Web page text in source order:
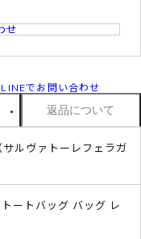
せ
LINEでお問い合わせ
返品について
ルヴァトーレフェラガ
ートバッグ バッグ レ